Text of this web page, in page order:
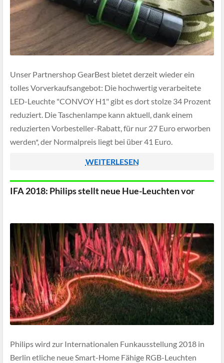
Unser Partnershop GearBest bietet derzeit wieder ein
tolles Vorverkaufsangebot: Die hochwertig verarbeitete
LED-Leuchte "CONVOY H1" gibt es dort stolze 34 Prozent
reduziert. Die Taschenlampe kann aktuell, dank einem
reduzierten Vorbesteller-Rabatt, für nur 27 Euro erworben
werden*, der Normalpreis liegt bei über 41 Euro.
WEITERLESEN
IFA 2018: Philips stellt neue Hue-Leuchten vor
Philips wird zur Internationalen Funkausstellung 2018 in
Berlin etliche neue Smart-Home Fähige RGB-Leuchten